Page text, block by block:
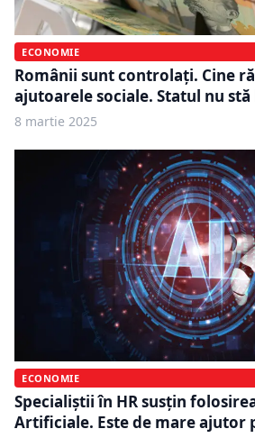
ECONOMIE
Românii sunt controlați. Cine
ajutoarele sociale. Statul nu
8 martie 2025
ECONOMIE
Specialiștii în HR susțin
Artificiale. Este de mare ajutor